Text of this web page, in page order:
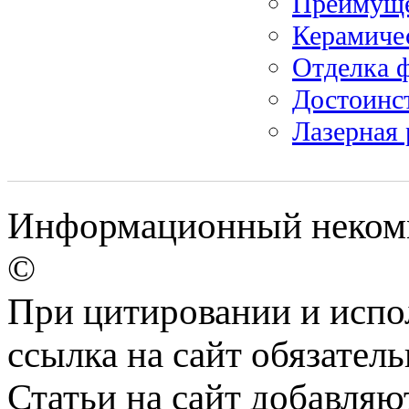
Отделка
Лазерная
Информационный
©
При цитировании и
ссылка на сайт
Статьи на сайт